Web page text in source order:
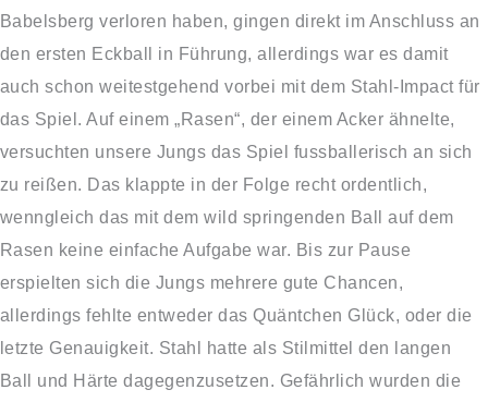
Babelsberg verloren haben, gingen direkt im Anschluss an
den ersten Eckball in Führung, allerdings war es damit
auch schon weitestgehend vorbei mit dem Stahl-Impact für
das Spiel. Auf einem „Rasen“, der einem Acker ähnelte,
versuchten unsere Jungs das Spiel fussballerisch an sich
zu reißen. Das klappte in der Folge recht ordentlich,
wenngleich das mit dem wild springenden Ball auf dem
Rasen keine einfache Aufgabe war. Bis zur Pause
erspielten sich die Jungs mehrere gute Chancen,
allerdings fehlte entweder das Quäntchen Glück, oder die
letzte Genauigkeit. Stahl hatte als Stilmittel den langen
Ball und Härte dagegenzusetzen. Gefährlich wurden die